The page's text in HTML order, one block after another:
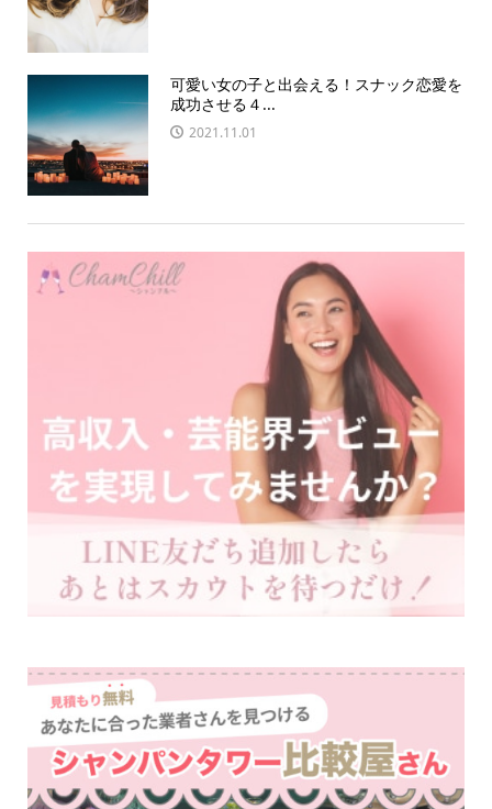
可愛い女の子と出会える！スナック恋愛を
成功させる４...
2021.11.01